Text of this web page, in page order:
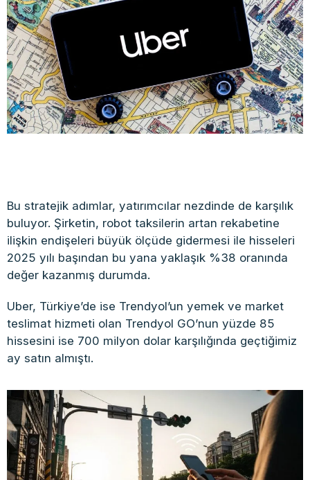
Bu stratejik adımlar, yatırımcılar nezdinde de karşılık
buluyor. Şirketin, robot taksilerin artan rekabetine
ilişkin endişeleri büyük ölçüde gidermesi ile hisseleri
2025 yılı başından bu yana yaklaşık %38 oranında
değer kazanmış durumda.
Uber, Türkiye’de ise Trendyol’un yemek ve market
teslimat hizmeti olan Trendyol GO’nun yüzde 85
hissesini ise 700 milyon dolar karşılığında geçtiğimiz
ay satın almıştı.